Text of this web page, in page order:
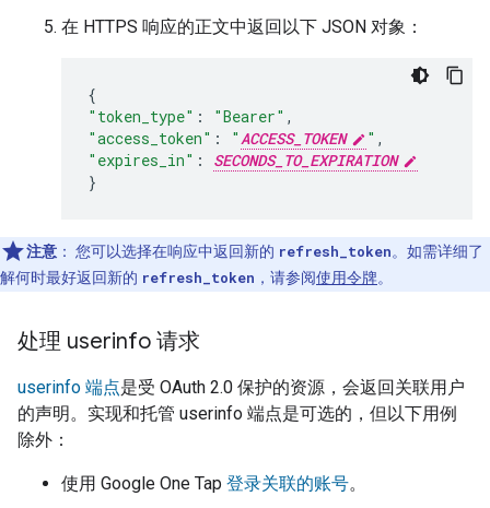
在 HTTPS 响应的正文中返回以下 JSON 对象：
{
"token_type" : "Bearer" ,
"access_token" : "ACCESS_TOKEN " ,
"expires_in" :
SECONDS_TO_EXPIRATION
}
注意 ： 您可以选择在响应中返回新的 refresh_token。如需详细了
解何时最好返回新的 refresh_token ，请参阅使用令牌。
处理 userinfo 请求
userinfo 端点是受 OAuth 2.0 保护的资源，会返回关联用户
的声明。实现和托管 userinfo 端点是可选的，但以下用例
除外：
使用 Google One Tap 登录关联的账号。